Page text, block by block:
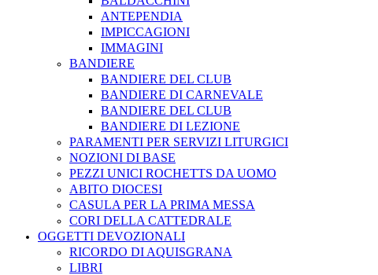
ANTEPENDIA
IMPICCAGIONI
IMMAGINI
BANDIERE
BANDIERE DEL CLUB
BANDIERE DI CARNEVALE
BANDIERE DEL CLUB
BANDIERE DI LEZIONE
PARAMENTI PER SERVIZI LITURGICI
NOZIONI DI BASE
PEZZI UNICI ROCHETTS DA UOMO
ABITO DIOCESI
CASULA PER LA PRIMA MESSA
CORI DELLA CATTEDRALE
OGGETTI DEVOZIONALI
RICORDO DI AQUISGRANA
LIBRI